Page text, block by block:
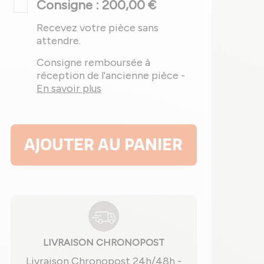
Consigne : 200,00 €
Recevez votre pièce sans
attendre.
Consigne remboursée à
réception de l'ancienne pièce -
En savoir plus
AJOUTER AU PANIER
LIVRAISON CHRONOPOST
Livraison Chronopost 24h/48h -